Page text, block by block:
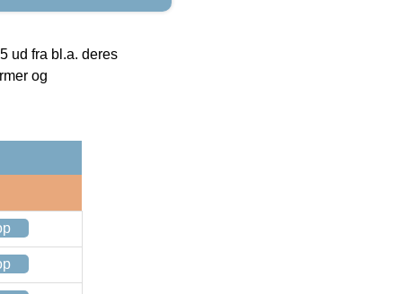
ud fra bl.a. deres
og